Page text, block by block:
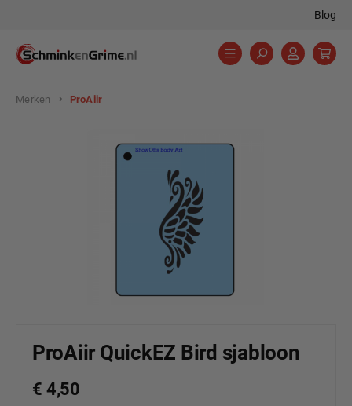
Blog
Merken ProAiir
ProAiir QuickEZ Bird sjabloon
€ 4,50